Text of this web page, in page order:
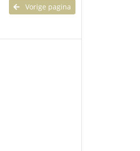
Vorige pagina